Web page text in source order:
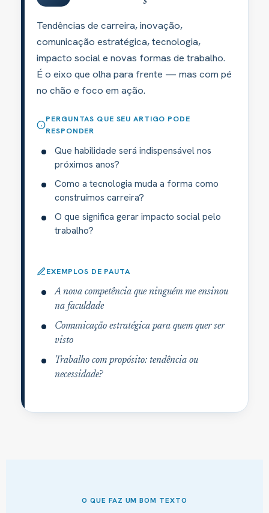
Tendências de carreira, inovação,
comunicação estratégica, tecnologia,
impacto social e novas formas de trabalho.
É o eixo que olha para frente — mas com pé
no chão e foco em ação.
PERGUNTAS QUE SEU ARTIGO PODE
RESPONDER
Que habilidade será indispensável nos
próximos anos?
Como a tecnologia muda a forma como
construímos carreira?
O que significa gerar impacto social pelo
trabalho?
EXEMPLOS DE PAUTA
A nova competência que ninguém me ensinou
na faculdade
Comunicação estratégica para quem quer ser
visto
Trabalho com propósito: tendência ou
necessidade?
O QUE FAZ UM BOM TEXTO